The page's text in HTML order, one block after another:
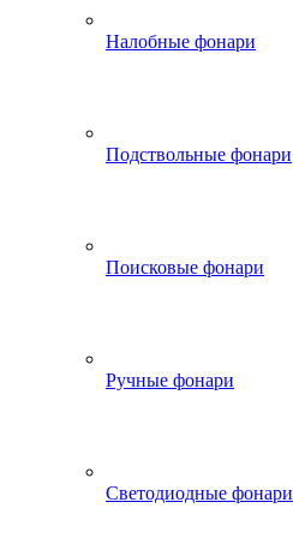
Налобные фонари
Подствольные фонари
Поисковые фонари
Ручные фонари
Светодиодные фонари